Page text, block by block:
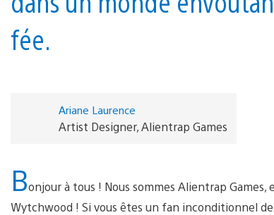
fée.
Ariane Laurence
Artist Designer, Alientrap Games
Bonjour à tous ! Nous sommes Alientrap
Wytchwood ! Si vous êtes un fan inconditionnel